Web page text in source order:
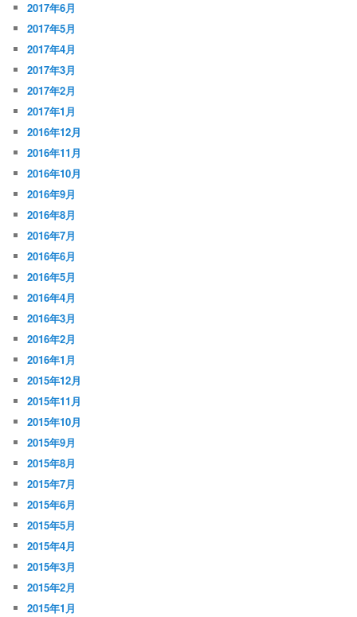
2017年6月
2017年5月
2017年4月
2017年3月
2017年2月
2017年1月
2016年12月
2016年11月
2016年10月
2016年9月
2016年8月
2016年7月
2016年6月
2016年5月
2016年4月
2016年3月
2016年2月
2016年1月
2015年12月
2015年11月
2015年10月
2015年9月
2015年8月
2015年7月
2015年6月
2015年5月
2015年4月
2015年3月
2015年2月
2015年1月